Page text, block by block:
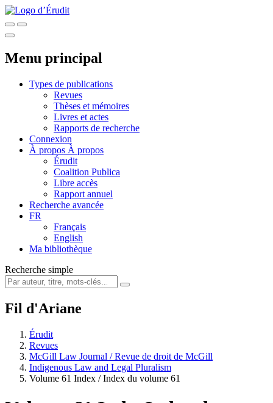
Menu principal
Types de publications
Revues
Thèses et mémoires
Livres et actes
Rapports de recherche
Connexion
À propos À propos
Érudit
Coalition Publica
Libre accès
Rapport annuel
Recherche avancée
FR
Français
English
Ma bibliothèque
Recherche simple
Fil d'Ariane
Érudit
Revues
McGill Law Journal / Revue de droit de McGill
Indigenous Law and Legal Pluralism
Volume 61 Index / Index du volume 61